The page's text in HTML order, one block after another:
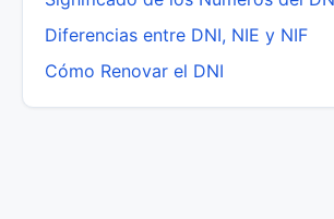
Diferencias entre DNI, NIE y NIF
Cómo Renovar el DNI